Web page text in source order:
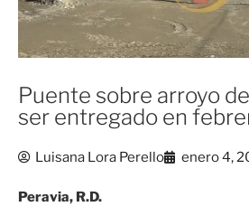
Puente sobre arroyo
ser entregado en
Luisana Lora Perello enero 4,
Peravia, R.D.